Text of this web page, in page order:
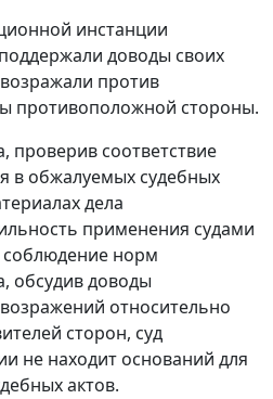
инстанции
доводы своих
против
противоположной стороны.
проверив соответствие
в обжалуемых судебных
дела
применения судами
норм
обсудив доводы
относительно
сторон, суд
не находит оснований для
актов.